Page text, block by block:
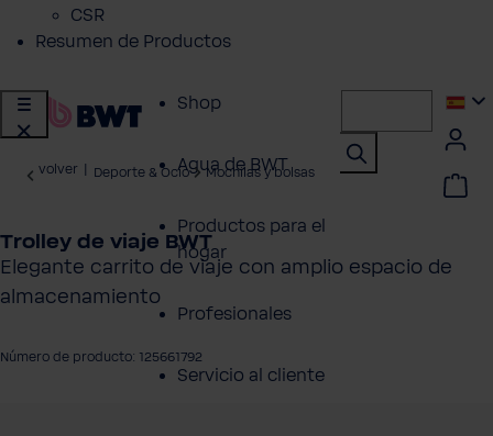
CSR
Resumen de Productos
Shop
Agua de BWT
Productos para el
hogar
Profesionales
Servicio al cliente
volver Deporte & Ocio Mochilas y bolsas
Trolley de viaje BWT
Elegante carrito de viaje con amplio espacio de
almacenamiento
Número de producto: 125661792